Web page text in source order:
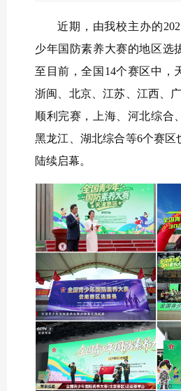
近期，由我校主办的
少年国防素养大赛的地区选
至目前，全国14个赛区中，
浙闽、北京、江苏、江西、
顺利完赛，上海、河北综合
黑龙江、湖北综合等6个赛区
陆续启幕。